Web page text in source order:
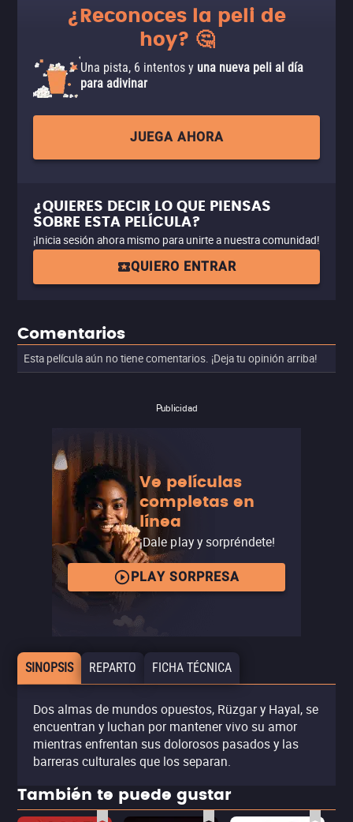
¿Reconoces la peli de
hoy? 🤔
Una pista, 6 intentos y una nueva peli al día
para adivinar
JUEGA AHORA
¿QUIERES DECIR LO QUE PIENSAS
SOBRE ESTA PELÍCULA?
¡Inicia sesión ahora mismo para unirte a nuestra comunidad!
QUIERO ENTRAR
Comentarios
Esta película aún no tiene comentarios. ¡Deja tu opinión arriba!
Publicidad
Ve películas
completas en
línea
¡Dale play y sorpréndete!
PLAY SORPRESA
SINOPSIS REPARTO FICHA TÉCNICA
Dos almas de mundos opuestos, Rüzgar y Hayal, se
encuentran y luchan por mantener vivo su amor
mientras enfrentan sus dolorosos pasados y las
barreras culturales que los separan.
También te puede gustar